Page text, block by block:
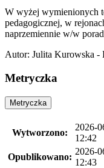
W wyżej wymienionych
pedagogicznej, w
naprzemiennie w/w
Autor: Julita Kurowska
Metryczka
Metryczka
Wytworzono:
2026-
12:42
Opublikowano:
2026-
12:43